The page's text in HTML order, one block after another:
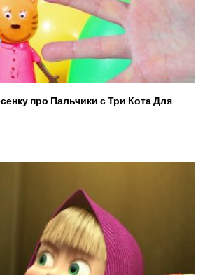
про Пальчики с Три Кота Для